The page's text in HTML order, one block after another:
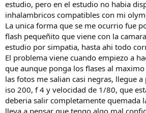
e
l
t
e
m
a
c
i
o
estudio, pero en el estudio no habia
inhalambricos compatibles con mi
La unica forma que se me ocurrio fue
flash pequeñito que viene con la
estudio por simpatia, hasta ahi todo
El problema viene cuando empiezo a
que aunque ponga los flases al
las fotos me salian casi negras, llegue
iso 200, f 4 y velocidad de 1/80, que
deberia salir completamente quemada
lleva a pensar que tengo algo mal